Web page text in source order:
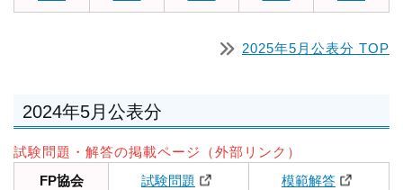
2025年5月公表分 TOP
2024年5月公表分
試験問題・解答の掲載ページ（外部リンク）
FP協会
試験問題 模範解答